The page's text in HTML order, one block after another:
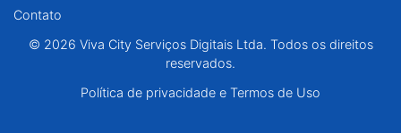
Contato
© 2026 Viva City Serviços Digitais Ltda. Todos os direitos
reservados.
Política de privacidade e Termos de Uso